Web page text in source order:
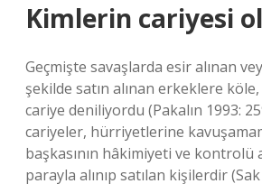
Kimlerin cariyesi
Geçmişte savaşlarda esir alınan
şekilde satın alınan erkeklere
cariye deniliyordu (Pakalın 1993:
cariyeler, hürriyetlerine
başkasının hâkimiyeti ve kontrolü
parayla alınıp satılan kişilerdir (Sak